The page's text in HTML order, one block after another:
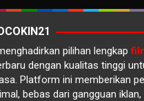
pilihan lengkap
dengan kualitas tinggi
Platform ini memberikan
bebas dari gangguan